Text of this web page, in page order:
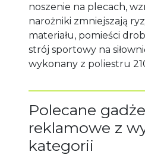
noszenie na plecach,
narożniki zmniejszają
materiału, pomieści
strój sportowy na
wykonany z poliestru
Polecane
reklamowe z
kategorii